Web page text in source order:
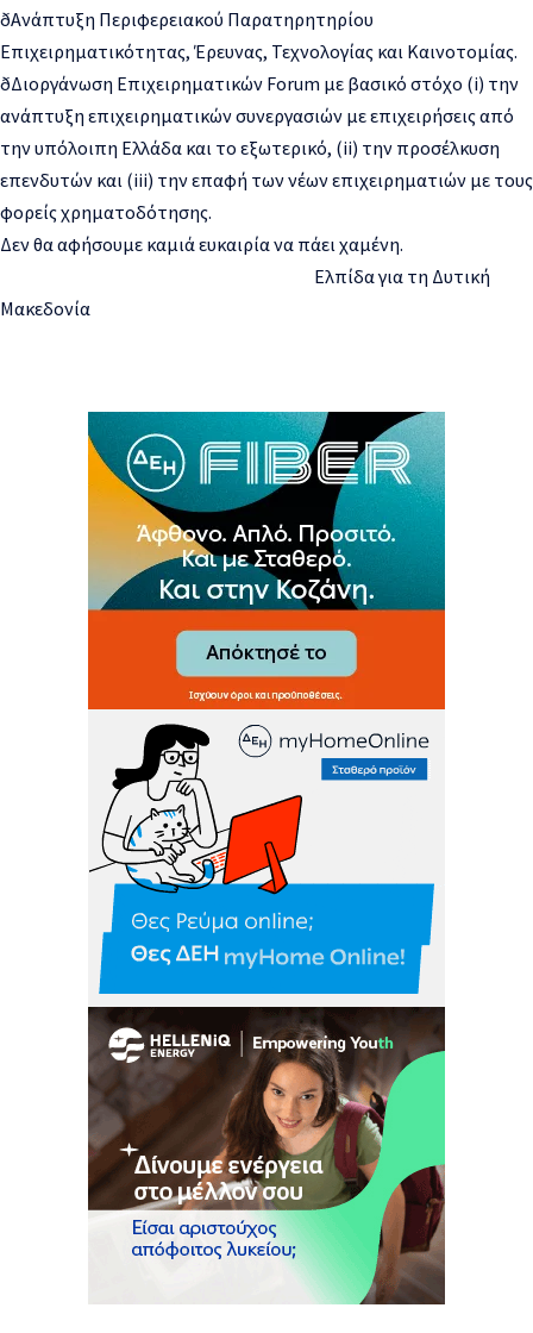
ðΑνάπτυξη Περιφερειακού Παρατηρητηρίου
Επιχειρηματικότητας, Έρευνας, Τεχνολογίας και Καινοτομίας.
ðΔιοργάνωση Επιχειρηματικών Forum με βασικό στόχο (i) την
ανάπτυξη επιχειρηματικών συνεργασιών με επιχειρήσεις από
την υπόλοιπη Ελλάδα και το εξωτερικό, (ii) την προσέλκυση
επενδυτών και (iii) την επαφή των νέων επιχειρηματιών με τους
φορείςχρηματοδότησης.
Δεν θα αφήσουμε καμιά ευκαιρία να πάει χαμένη.
Ελπίδα για τη Δυτική
Μακεδονία